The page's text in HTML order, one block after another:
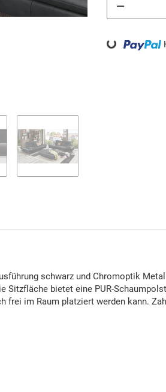
Loading...
schwarz und Chromoptik
Sitzfläche bietet eine PUR-
im Raum platziert werden kann.